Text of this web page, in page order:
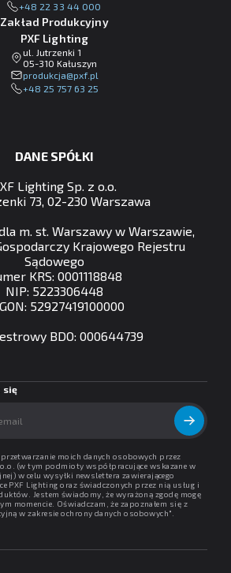
+48 22 33 44 000
Zakład Produkcyjny
PXF Lighting
ul. Jutrzenki 1
05-310 Kałuszyn
lp.fxp@ajckudorp
+48 25 757 63 25
DANE SPÓŁKI
Lighting Sp. z o.o.
73, 02-230 Warszawa
m. st. Warszawy w Warszawie,
Krajowego Rejestru
Sądowego
KRS: 0001118848
NIP: 5223306448
52927419100000
BDO: 000644739
się
przetwarzanie moich danych osobowych przez
(w tym podmioty współpracujące wskazane w
w celu wysyłki newslettera zawierającego
PXF Lighting oraz świadczonych przez nią usług i
Jestem świadomy, że wyrażoną zgodę mogę
momencie. Oświadczam, że zapoznałem się z
w zakresie ochrony danych osobowych".